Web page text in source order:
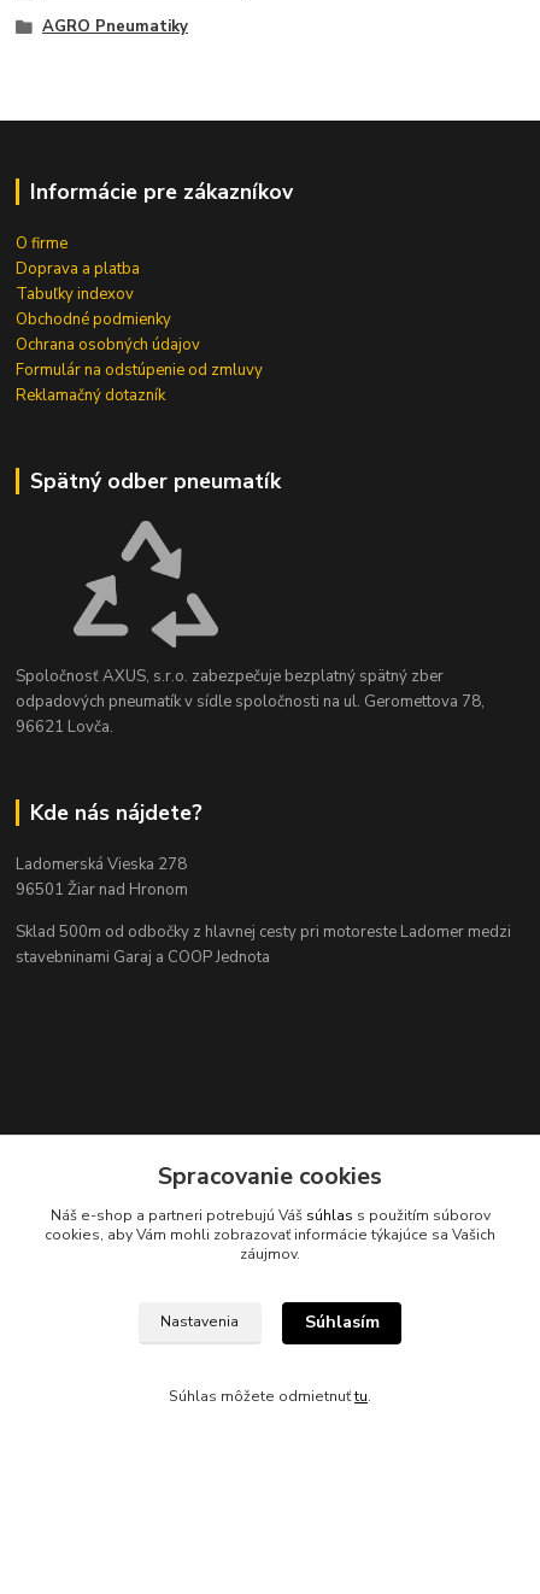
AGRO Pneumatiky
Informácie pre zákazníkov
O firme
Doprava a platba
Tabuľky indexov
Obchodné podmienky
Ochrana osobných údajov
Formulár na odstúpenie od zmluvy
Reklamačný dotazník
Spätný odber pneumatík
Spoločnosť AXUS, s.r.o. zabezpečuje bezplatný spätný zber
odpadových pneumatík v sídle spoločnosti na ul. Geromettova 78,
96621 Lovča.
Kde nás nájdete?
Ladomerská Vieska 278
96501 Žiar nad Hronom
Sklad 500m od odbočky z hlavnej cesty pri motoreste Ladomer medzi
stavebninami Garaj a COOP Jednota
045/671 63 50
axuspneu@gmail.com
Spracovanie cookies
Náš e-shop a partneri potrebujú Váš súhlas s použitím súborov
cookies, aby Vám mohli zobrazovať informácie týkajúce sa Vašich
záujmov.
Nastavenia Súhlasím
Súhlas môžete odmietnuťtu.